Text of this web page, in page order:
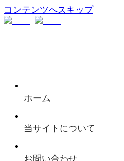
コンテンツへスキップ
ホーム
当サイトについて
お問い合わせ